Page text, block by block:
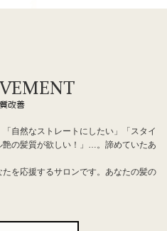
改善
自然なストレートにしたい」「スタイ
艶の髪質が欲しい！」…。諦めていたあ
たを応援するサロンです。あなたの髪の